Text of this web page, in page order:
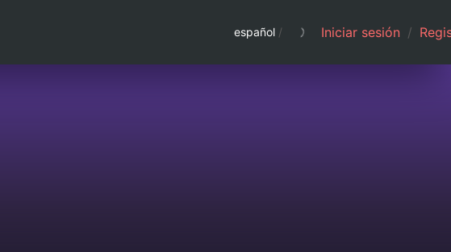
español / Iniciar sesión /